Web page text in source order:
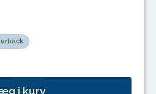
i kurv